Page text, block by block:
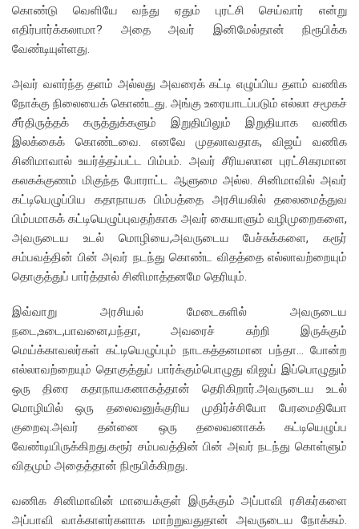
கொண்டு வெளியே வந்து ஏதும் புரட்சி செய்வார் என்று
எதிர்பார்க்கலாமா? அதை அவர் இனிமேல்தான் நிரூபிக்க
வேண்டியுள்ளது.
அவர் வளர்ந்த தளம் அல்லது அவரைக் கட்டி எழுப்பிய தளம் வணிக
நோக்கு நிலையைக் கொண்டது. அங்கு உரையாடப்படும் எல்லா சமூகச்
சீர்திருத்தக் கருத்துக்களும் இறுதியிலும் இறுதியாக வணிக
இலக்கைக் கொண்டவை. எனவே முதலாவதாக, விஜய் வணிக
சினிமாவால் உயர்த்தப்பட்ட பிம்பம். அவர் சீரியஸான புரட்சிகரமான
கலகக்குணம் மிகுந்த போராட்ட ஆளுமை அல்ல. சினிமாவில் அவர்
கட்டியெழுப்பிய கதாநாயக பிம்பத்தை அரசியலில் தலைமைத்துவ
பிம்பமாகக் கட்டியெழுப்புவதற்காக அவர் கையாளும் வழிமுறைகளை,
அவருடைய உடல் மொழியை,அவருடைய பேச்சுக்களை, கரூர்
சம்பவத்தின் பின் அவர் நடந்து கொண்ட விதத்தை எல்லாவற்றையும்
தொகுத்துப் பார்த்தால் சினிமாத்தனமே தெரியும்.
இவ்வாறு அரசியல் மேடைகளில் அவருடைய
நடை,உடை,பாவனை,பந்தா, அவரைச் சுற்றி இருக்கும்
மெய்க்காவலர்கள் கட்டியெழுப்பும் நாடகத்தனமான பந்தா… போன்ற
எல்லாவற்றையும் தொகுத்துப் பார்க்கும்பொழுது விஜய் இப்பொழுதும்
ஒரு திரை கதாநாயகனாகத்தான் தெரிகிறார்.அவருடைய உடல்
மொழியில் ஒரு தலைவனுக்குரிய முதிர்ச்சியோ பேரமைதியோ
குறைவு.அவர் தன்னை ஒரு தலைவனாகக் கட்டியெழுப்ப
வேண்டியிருக்கிறது.கரூர் சம்பவத்தின் பின் அவர் நடந்து கொள்ளும்
விதமும் அதைத்தான் நிரூபிக்கிறது.
வணிக சினிமாவின் மாயைக்குள் இருக்கும் அப்பாவி ரசிகர்களை
அப்பாவி வாக்காளர்களாக மாற்றுவதுதான் அவருடைய நோக்கம்.